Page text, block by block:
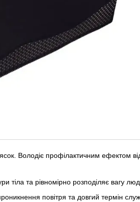
Володіє профілактичним ефектом
тіла та рівномірно розподіляє вагу
повітря та довгий термін